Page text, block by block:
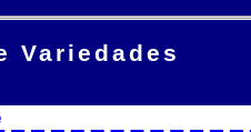
Variedades